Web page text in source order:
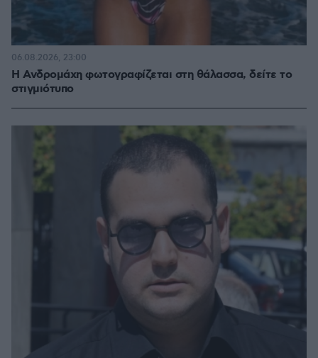
Η Ανδρομάχη φωτογραφίζεται στη θάλασσα, δείτε το
στιγμιότυπο
06.08.2026, 23:00